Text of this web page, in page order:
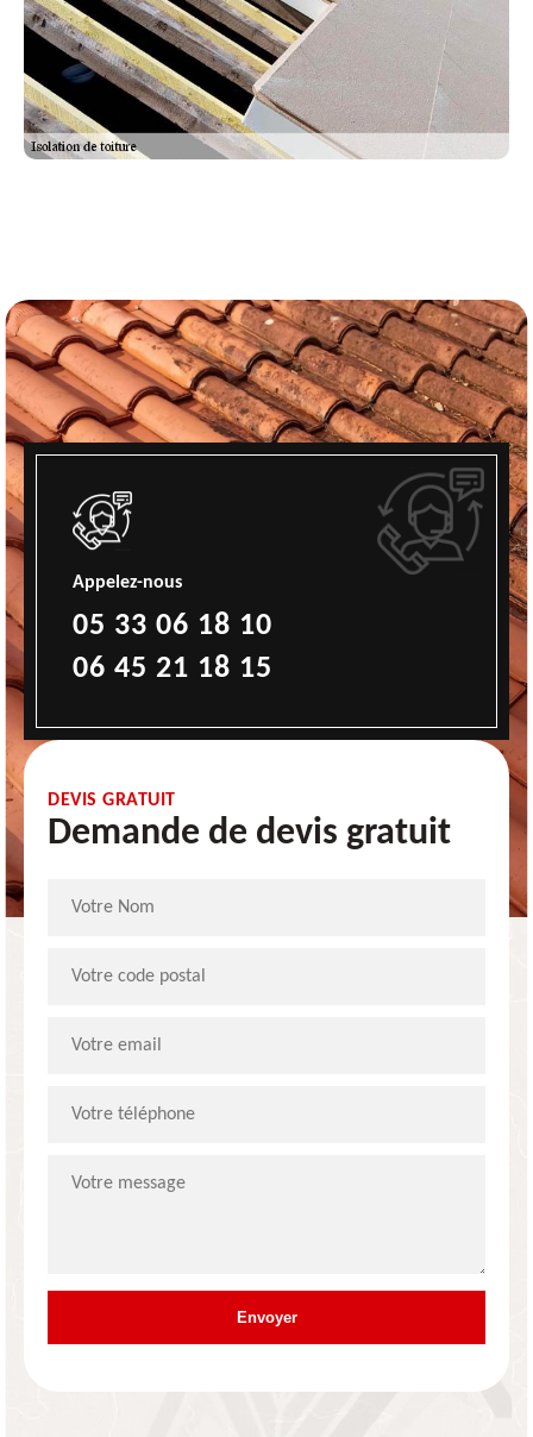
Appelez-nous
05 33 06 18 10
06 45 21 18 15
DEVIS GRATUIT
Demande de devis gratuit